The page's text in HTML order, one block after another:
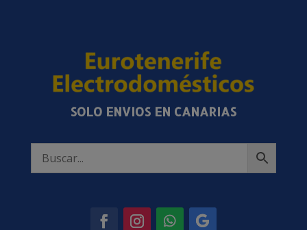
SOLO ENVIOS EN CANARIAS